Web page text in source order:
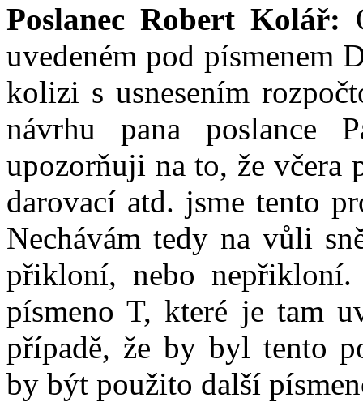
Poslanec Robert Kolář:
uvedeném pod písmenem
kolizi s usnesením
návrhu pana poslance
upozorňuji na to, že včera
darovací atd. jsme tento
Nechávám tedy na vůli
přikloní, nebo
písmeno T, které je tam
případě, že by byl tento
by být použito další